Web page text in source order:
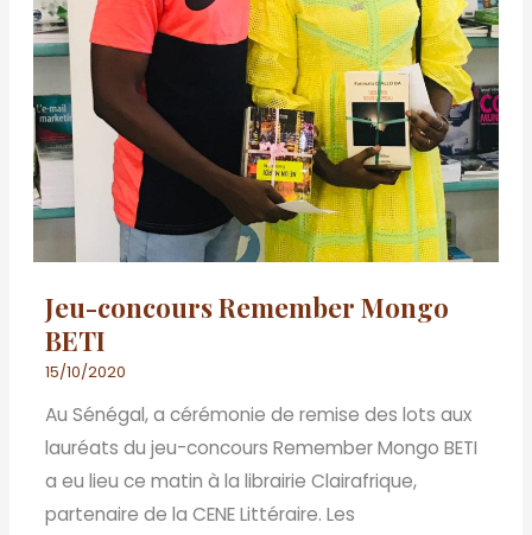
Jeu-concours Remember Mongo
BETI
15/10/2020
Au Sénégal, a cérémonie de remise des lots aux
lauréats du jeu-concours Remember Mongo BETI
a eu lieu ce matin à la librairie Clairafrique,
partenaire de la CENE Littéraire. Les